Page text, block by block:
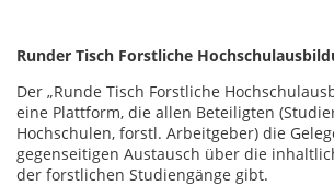
Runder Tisch Forstliche
Der „Runde Tisch Forstliche
eine Plattform, die allen Beteiligten
Hochschulen, forstl. Arbeitgeber) die
gegenseitigen Austausch über die
der forstlichen Studiengänge gibt.